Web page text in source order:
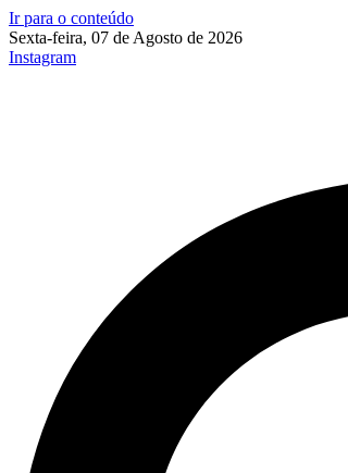
Ir para o conteúdo
Sexta-feira, 07 de Agosto de 2026
Instagram